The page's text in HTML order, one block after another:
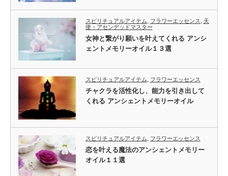
スピリチュアルアイテム フラワーエッセンス
天
使・アセンデッドマスター
女神と繋がり願いを叶えてくれる アンシ
ェントメモリーオイル１３選
スピリチュアルアイテム フラワーエッセンス
チャクラを活性化し、能力を引き出して
くれる アンシェントメモリーオイル
スピリチュアルアイテム フラワーエッセンス
恋を叶える魔法のアンシェントメモリー
オイル１１選